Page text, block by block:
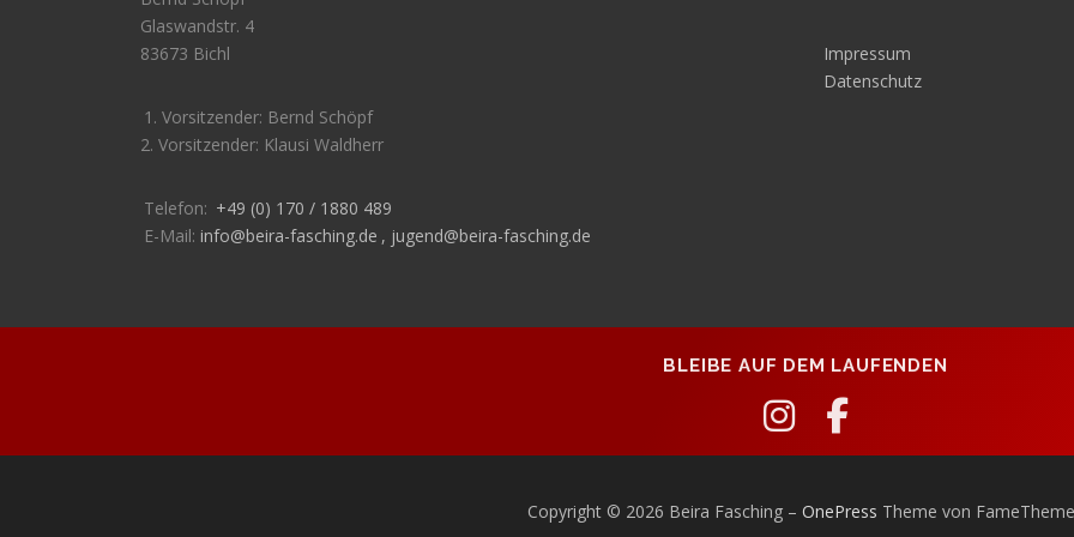
Glaswandstr. 4
83673 Bichl
1. Vorsitzender: Bernd Schöpf
2. Vorsitzender: Klausi Waldherr
Telefon: +49 (0) 170 / 1880 489
E-Mail: info@beira-fasching.de , jugend@beira-fasching.de
Impressum
Datenschutz
BLEIBE AUF DEM LAUFENDEN
Copyright © 2026 Beira Fasching – OnePress Theme von